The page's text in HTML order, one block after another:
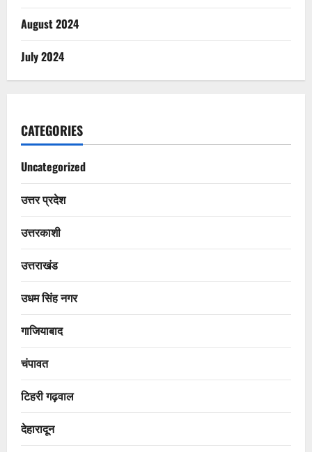
August 2024
July 2024
CATEGORIES
Uncategorized
उत्तर प्रदेश
उत्तरकाशी
उत्तराखंड
उधम सिंह नगर
गाजियाबाद
चंपावत
टिहरी गढ़वाल
देहारादून